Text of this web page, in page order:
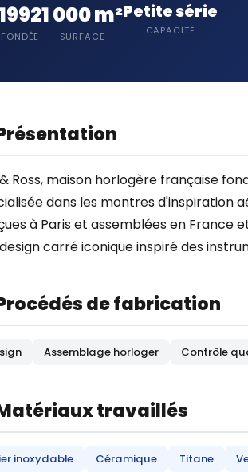
FONDÉE
1 000 m²
SURFACE
Petite série
CAPACITÉ
Ross, maison horlogère française
dans les montres d'inspiration
à Paris et assemblées en France
carré iconique inspiré des
de fabrication
Assemblage horloger Contrôle
travaillés
inoxydable Céramique Titane